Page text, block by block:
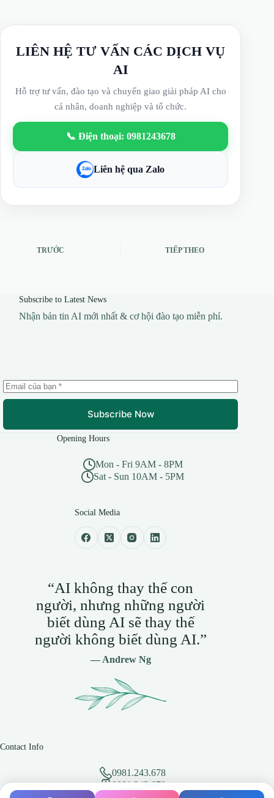
LIÊN HỆ TƯ VẤN CÁC DỊCH VỤ
AI
Hỗ trợ tư vấn, đào tạo và chuyển giao giải pháp AI cho
cá nhân, doanh nghiệp và tổ chức.
📞 Điện thoại: 0981243678
Liên hệ qua Zalo
TRƯỚC TIẾP THEO
Subscribe to Latest News
Nhận bản tin AI mới nhất & cơ hội đào tạo miễn phí.
Subscribe Now
Opening Hours
Mon - Fri 9AM - 8PM
Sat - Sun 10AM - 5PM
Social Media
“AI không thay thế con
người, nhưng những người
biết dùng AI sẽ thay thế
người không biết dùng AI.”
— Andrew Ng
Contact Info
0981.243.678
0981.243.678